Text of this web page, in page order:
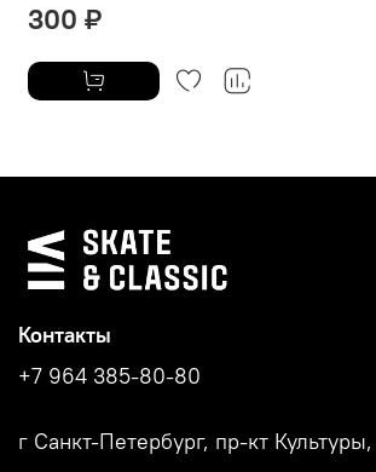
300 ₽
Контакты
+7 964 385-80-80
г Санкт-Петербург, пр-кт